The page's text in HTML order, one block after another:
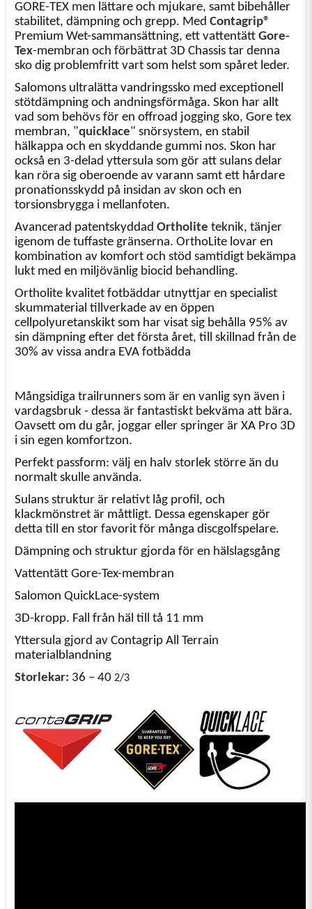
GORE-TEX men lättare och mjukare, samt bibehåller
stabilitet, dämpning och grepp. Med Contagrip®
Premium Wet-sammansättning, ett vattentätt Gore-
Tex-membran och förbättrat 3D Chassis tar denna
sko dig problemfritt vart som helst som spåret leder.
Salomons ultralätta vandringssko med exceptionell
stötdämpning och andningsförmåga. Skon har allt
vad som behövs för en offroad jogging sko, Gore tex
membran, "quicklace" snörsystem, en stabil
hälkappa och en skyddande gummi nos. Skon har
också en 3-delad yttersula som gör att sulans delar
kan röra sig oberoende av varann samt ett hårdare
pronationsskydd på insidan av skon och en
torsionsbrygga i mellanfoten.
Avancerad patentskyddad Ortholite teknik, tänjer
igenom de tuffaste gränserna. OrthoLite lovar en
kombination av komfort och stöd samtidigt bekämpa
lukt med en miljövänlig biocid behandling.
Ortholite kvalitet fotbäddar utnyttjar en specialist
skummaterial tillverkade av en öppen
cellpolyuretanskikt som har visat sig behålla 95% av
sin dämpning efter det första året, till skillnad från de
30% av vissa andra EVA fotbädda
Mångsidiga trailrunners som är en vanlig syn även i
vardagsbruk - dessa är fantastiskt bekväma att bära.
Oavsett om du går, joggar eller springer är XA Pro 3D
i sin egen komfortzon.
Perfekt passform: välj en halv storlek större än du
normalt skulle använda.
Sulans struktur är relativt låg profil, och
klackmönstret är måttligt. Dessa egenskaper gör
detta till en stor favorit för många discgolfspelare.
Dämpning och struktur gjorda för en hälslagsgång
Vattentätt Gore-Tex-membran
Salomon QuickLace-system
3D-kropp. Fall från häl till tå 11 mm
Yttersula gjord av Contagrip All Terrain
materialblandning
Storlekar: 36 – 40 2/3